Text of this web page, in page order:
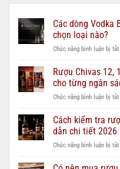
Các dòng Vodka
chọn loại nào?
Chức năng bình luận bị tắtở
Rượu Chivas 12,
cho từng ngân
Chức năng bình luận bị tắtở
Cách kiểm tra
dẫn chi tiết 2026
Chức năng bình luận bị tắtở